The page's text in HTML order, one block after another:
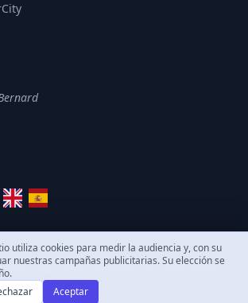
Todos los derechos reservados.
utiliza cookies para medir la audiencia y, con su
nuestras campañas publicitarias. Su elección se
Aceptar